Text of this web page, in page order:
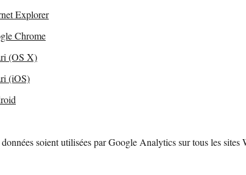
Explorer
Chrome
(OS X)
(iOS)
soient utilisées par Google Analytics sur tous les sites